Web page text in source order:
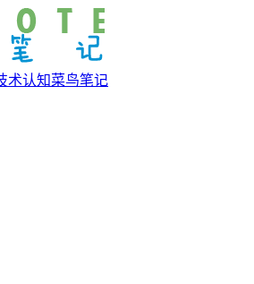
菜鸟笔记